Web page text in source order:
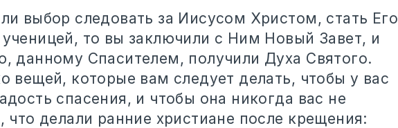
выбор следовать за Иисусом Христом, стать Его
то вы заключили с Ним Новый Завет, и
данному Спасителем, получили Духа Святого.
вещей, которые вам следует делать, чтобы у вас
спасения, и чтобы она никогда вас не
что делали ранние христиане после крещения: